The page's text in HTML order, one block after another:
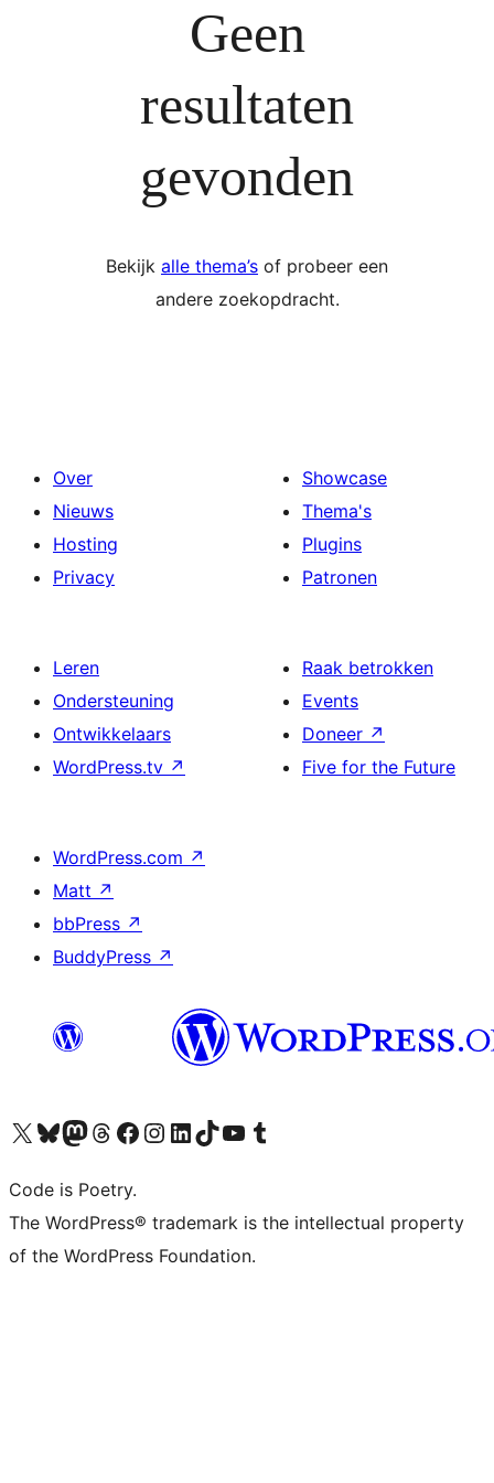
Geen
resultaten
gevonden
Bekijk alle thema’s of probeer een
andere zoekopdracht.
Over
Nieuws
Hosting
Privacy
Showcase
Thema's
Plugins
Patronen
Leren
Ondersteuning
Ontwikkelaars
WordPress.tv ↗
Raak betrokken
Events
Doneer ↗
Five for the Future
WordPress.com ↗
Matt ↗
bbPress ↗
BuddyPress ↗
Bezoek ons X (voorheen Twitter) account
Bezoek onze Bluesky account
Bezoek ons Mastodon account
Bezoek onze Threads account
Onze Facebookpagina bezoeken
Bezoek onze Instagram account
Bezoek onze LinkedIn account
Bezoek onze TikTok account
Bezoek ons YouTube kanaalBezoek onze Tumblr account
Code is Poetry.
The WordPress® trademark is the intellectual property
of the WordPress Foundation.